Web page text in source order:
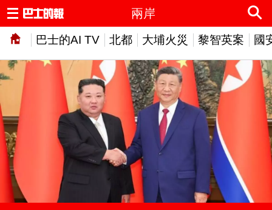
巴士的AI TV 北都 大埔火災 黎智英案 國
兩岸